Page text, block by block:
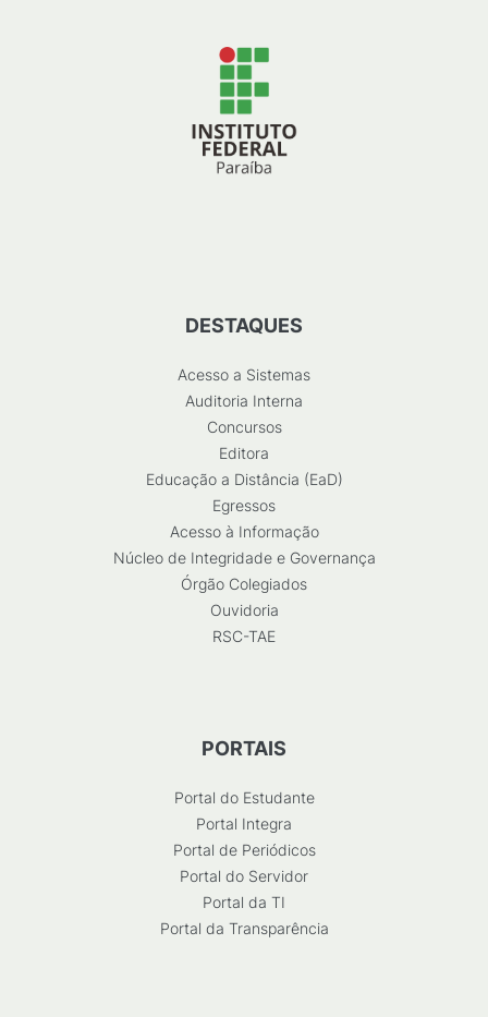
DESTAQUES
Acesso a Sistemas
Auditoria Interna
Concursos
Editora
Educação a Distância (EaD)
Egressos
Acesso à Informação
Núcleo de Integridade e Governança
Órgão Colegiados
Ouvidoria
RSC-TAE
PORTAIS
Portal do Estudante
Portal Integra
Portal de Periódicos
Portal do Servidor
Portal da TI
Portal da Transparência